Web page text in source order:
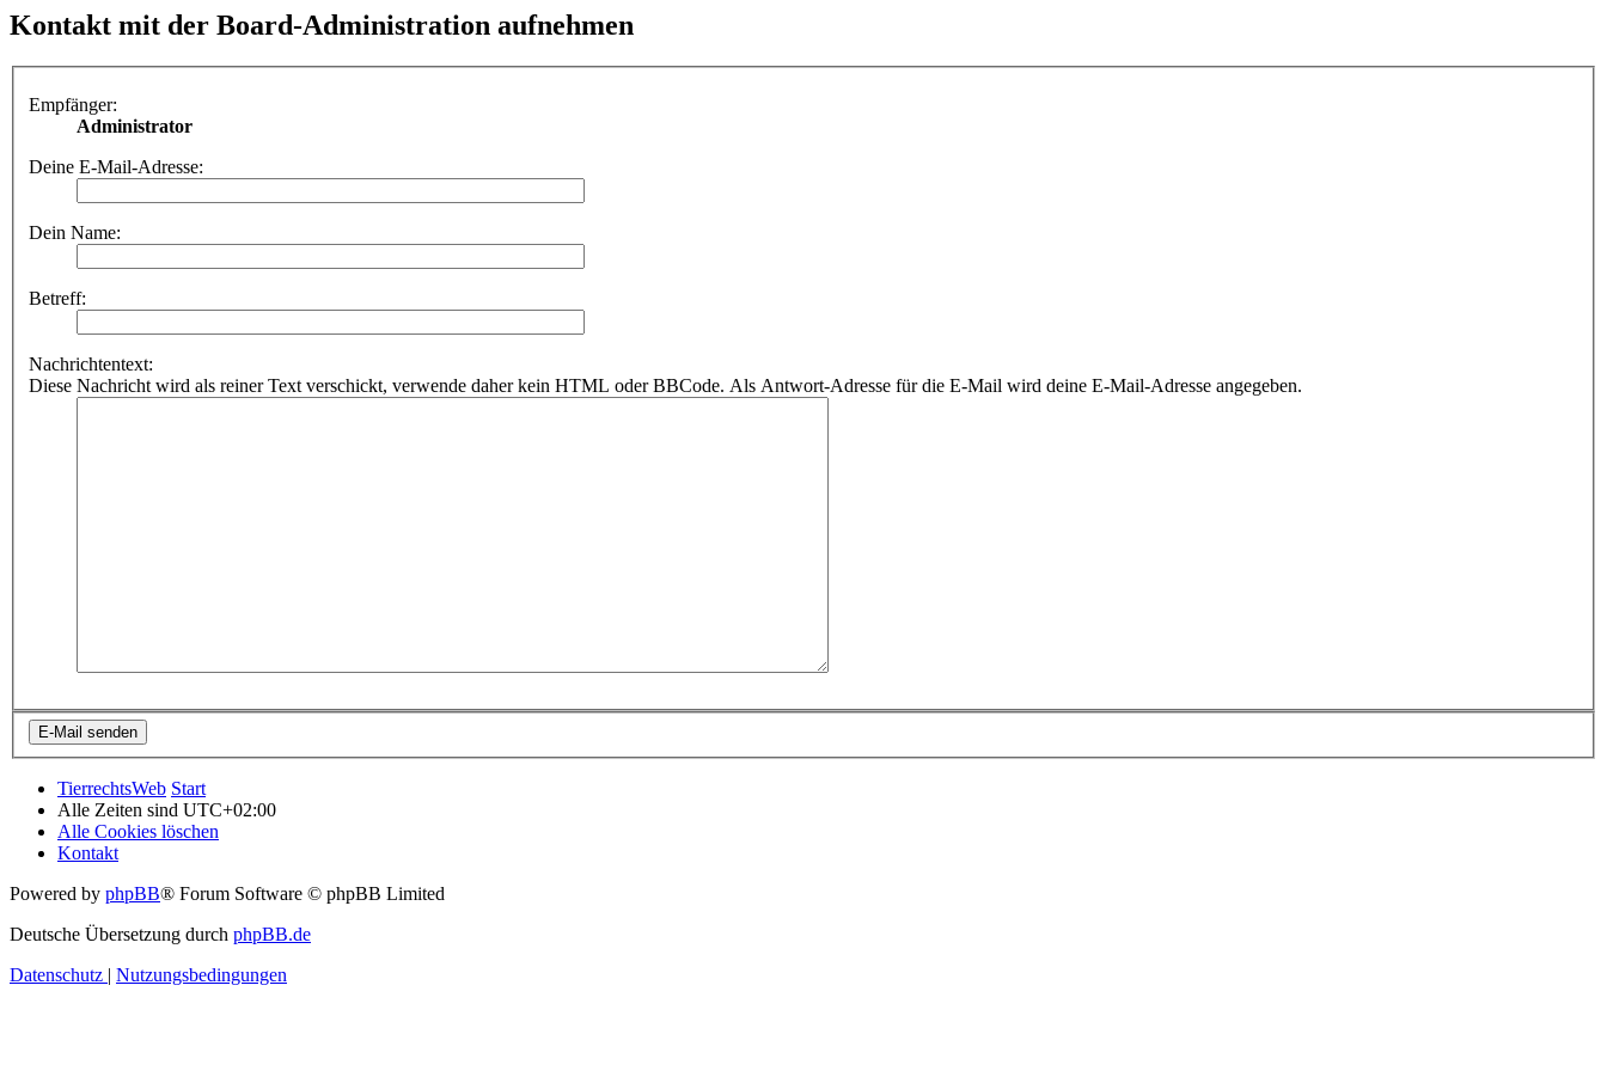
Kontakt mit der Board-Administration aufnehmen
Empfänger:
Administrator
Deine E-Mail-Adresse:
Dein Name:
Betreff:
Nachrichtentext:
Diese Nachricht wird als reiner Text verschickt, verwende daher kein HTML oder BBCode. Als Antwort-Adresse für die E-Mail wird deine E-Mail-Adresse angegeben.
TierrechtsWeb Start
Alle Zeiten sind UTC+02:00
Alle Cookies löschen
Kontakt
Powered by phpBB® Forum Software © phpBB Limited
Deutsche Übersetzung durch phpBB.de
Datenschutz
Nutzungsbedingungen